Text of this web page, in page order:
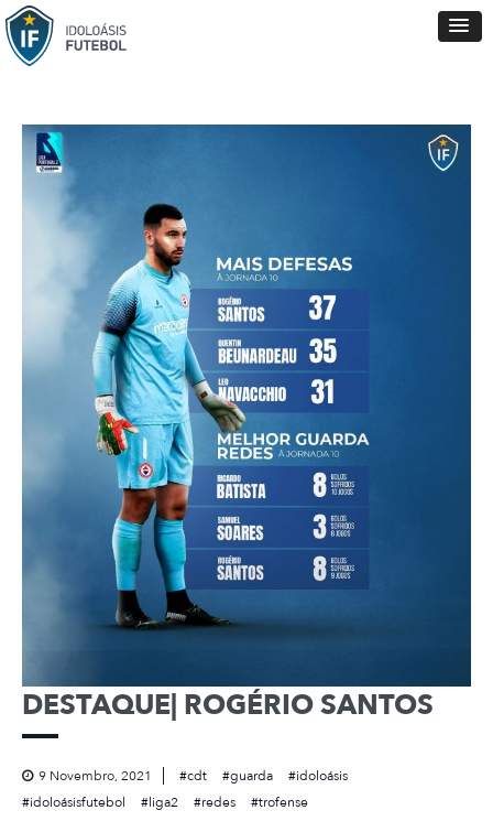
DESTAQUE| ROGÉRIO SANTOS
9 Novembro, 2021 cdt guarda
idoloásis
idoloásisfutebol
liga2 redes trofense